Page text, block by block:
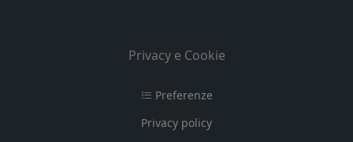
Privacy e Cookie
Preferenze
Privacy policy